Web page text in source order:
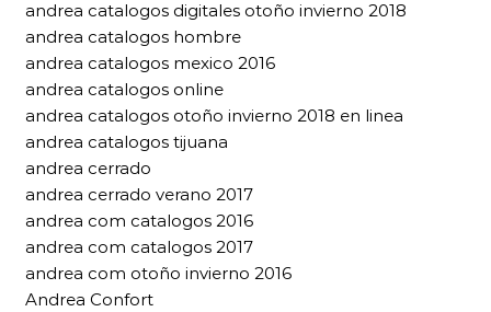
andrea catalogos digitales otoño invierno 2018
andrea catalogos hombre
andrea catalogos mexico 2016
andrea catalogos online
andrea catalogos otoño invierno 2018 en linea
andrea catalogos tijuana
andrea cerrado
andrea cerrado verano 2017
andrea com catalogos 2016
andrea com catalogos 2017
andrea com otoño invierno 2016
Andrea Confort